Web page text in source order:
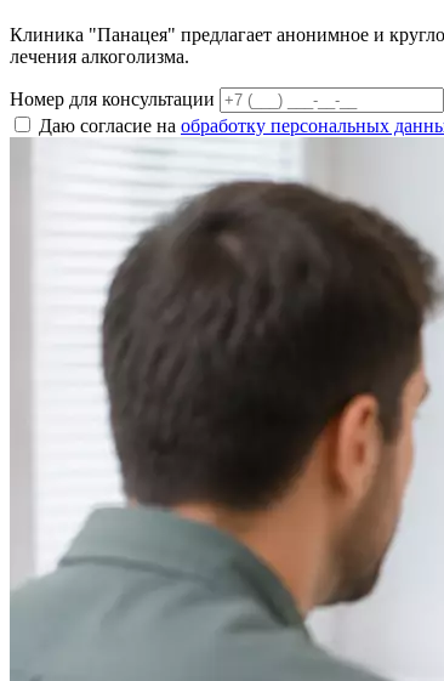
Клиника "Панацея" предлагает анонимное и
лечения алкоголизма.
Номер для консультации
Даю согласие на обработку персональных